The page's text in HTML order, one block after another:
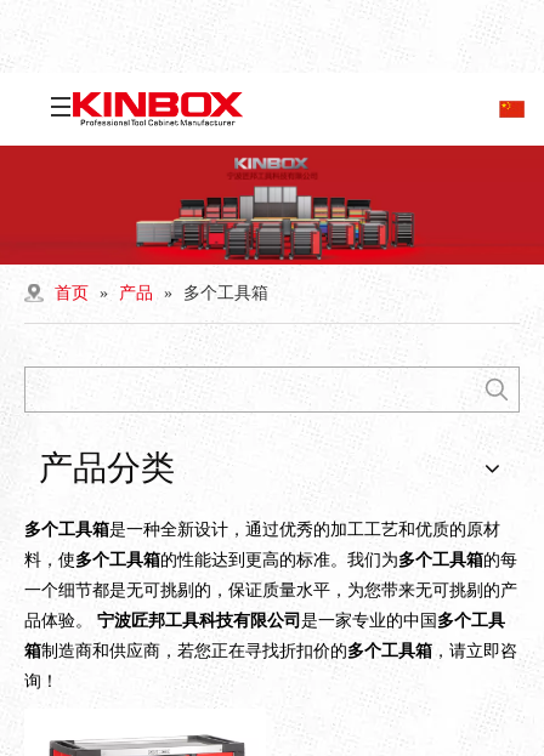
首页 » 产品 » 多个工具箱
产品分类
多个工具箱是一种全新设计，通过优秀的加工工艺和优质的原材
料，使多个工具箱的性能达到更高的标准。我们为多个工具箱的每
一个细节都是无可挑剔的，保证质量水平，为您带来无可挑剔的产
品体验。 宁波匠邦工具科技有限公司 是一家专业的中国 多个工具
箱制造商和供应商，若您正在寻找折扣价的多个工具箱 ，请立即咨
询！